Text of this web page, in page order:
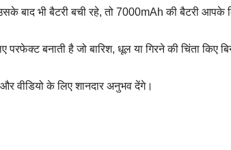
बाद भी बैटरी बची रहे, तो 7000mAh की बैटरी आपके
बनाती है जो बारिश, धूल या गिरने की चिंता किए
वीडियो के लिए शानदार अनुभव देंगे।